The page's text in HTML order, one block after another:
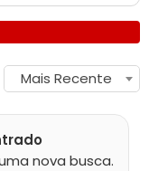
Mais Recente
nova busca.